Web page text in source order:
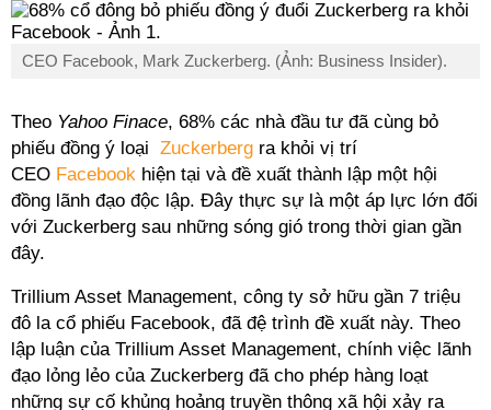
CEO Facebook, Mark Zuckerberg. (Ảnh: Business Insider).
Theo Yahoo Finace, 68% các nhà đầu tư đã cùng bỏ
phiếu đồng ý loại Zuckerberg ra khỏi vị trí
CEO Facebook hiện tại và đề xuất thành lập một hội
đồng lãnh đạo độc lập. Đây thực sự là một áp lực lớn đối
với Zuckerberg sau những sóng gió trong thời gian gần
đây.
Trillium Asset Management, công ty sở hữu gần 7 triệu
đô la cổ phiếu Facebook, đã đệ trình đề xuất này. Theo
lập luận của Trillium Asset Management, chính việc lãnh
đạo lỏng lẻo của Zuckerberg đã cho phép hàng loạt
những sự cố khủng hoảng truyền thông xã hội xảy ra